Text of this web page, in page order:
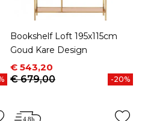
Bookshelf Loft 195x115cm
Goud Kare Design
Prijs
€ 543,20
Normale prijs
€ 679,00
-20%